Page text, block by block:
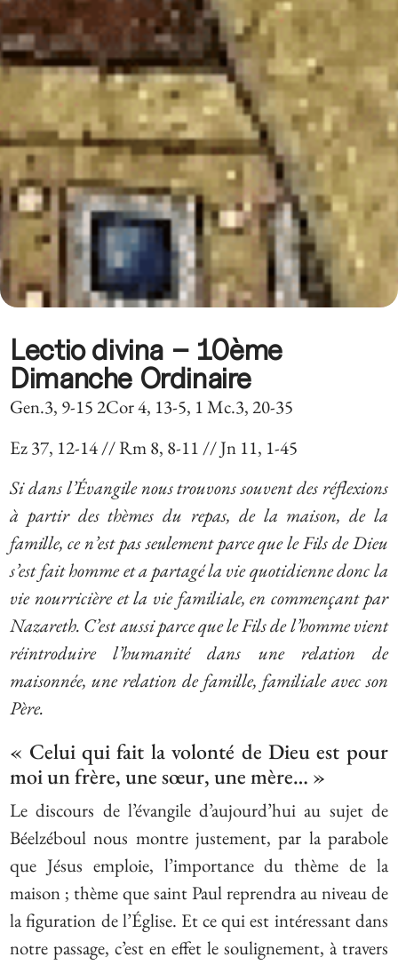
Lectio divina – 10ème
Dimanche Ordinaire
Gen.3, 9-15 2Cor 4, 13-5, 1 Mc.3, 20-35
Ez 37, 12-14 // Rm 8, 8-11 // Jn 11, 1-45
Si dans l’Évangile nous trouvons souvent des réflexions
à partir des thèmes du repas, de la maison, de la
famille, ce n’est pas seulement parce que le Fils de Dieu
s’est fait homme et a partagé la vie quotidienne donc la
vie nourricière et la vie familiale, en commençant par
Nazareth. C’est aussi parce que le Fils de l’homme vient
réintroduire l’humanité dans une relation de
maisonnée, une relation de famille, familiale avec son
Père.
« Celui qui fait la volonté de Dieu est pour
moi un frère, une sœur, une mère… »
Le discours de l’évangile d’aujourd’hui au sujet de
Béelzéboul nous montre justement, par la parabole
que Jésus emploie, l’importance du thème de la
maison ; thème que saint Paul reprendra au niveau de
la figuration de l’Église. Et ce qui est intéressant dans
notre passage, c’est en effet le soulignement, à travers